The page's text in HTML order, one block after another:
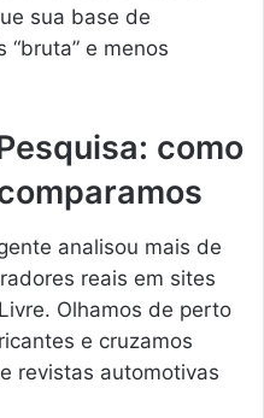
sua base de
“bruta” e menos
como
analisou mais de
reais em sites
Olhamos de perto
e cruzamos
revistas automotivas